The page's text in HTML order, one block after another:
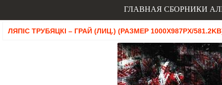
ГЛАВНАЯ СБОРНИКИ
ЛЯПIС ТРУБЯЦКI – ГРАЙ (ЛИЦ.) (РАЗМЕР 1000X987PX/